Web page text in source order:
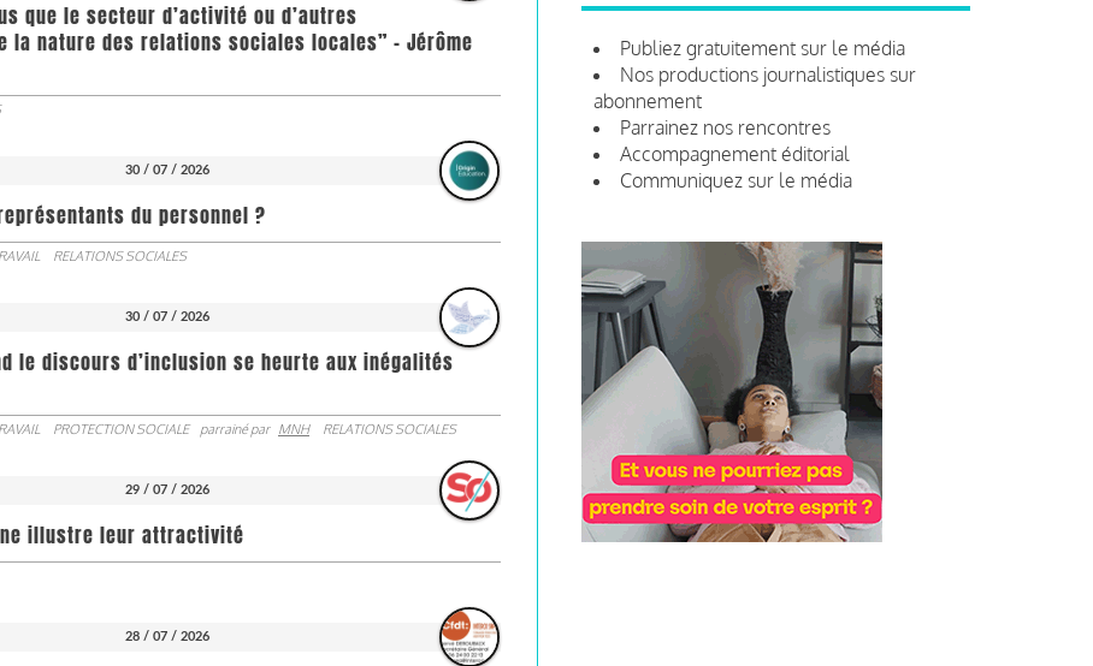
que le secteur d’activité ou d’autres
nature des relations sociales locales” - Jérôme
30 / 07 / 2026
du personnel ?
RELATIONS SOCIALES
30 / 07 / 2026
le discours d’inclusion se heurte aux inégalités
PROTECTION SOCIALE parrainé par MNH RELATIONS SOCIALES
29 / 07 / 2026
illustre leur attractivité
28 / 07 / 2026
Publiez gratuitement sur le média
Nos productions journalistiques sur
abonnement
Parrainez nos rencontres
Accompagnement éditorial
Communiquez sur le média